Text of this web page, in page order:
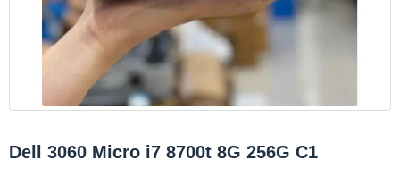
Dell 3060 Micro i7 8700t 8G 256G C1